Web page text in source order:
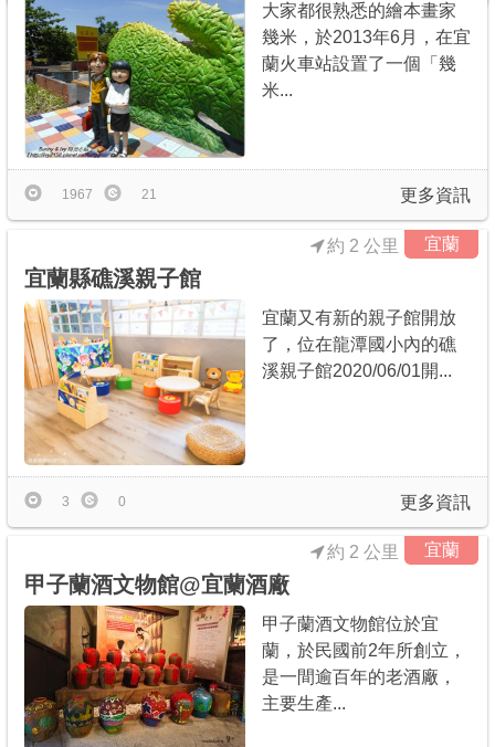
大家都很熟悉的繪本畫家
幾米，於2013年6月，在宜
蘭火車站設置了一個「幾
米...
更多資訊
1967 21
宜蘭
宜蘭縣礁溪親子館
約 2 公里
宜蘭又有新的親子館開放
了，位在龍潭國小內的礁
溪親子館2020/06/01開...
更多資訊
3 0
宜蘭
甲子蘭酒文物館@宜蘭酒廠
約 2 公里
甲子蘭酒文物館位於宜
蘭，於民國前2年所創立，
是一間逾百年的老酒廠，
主要生產...